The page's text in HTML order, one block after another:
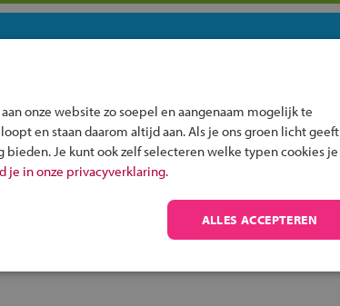
onze website zo soepel en aangenaam mogelijk te
en staan daarom altijd aan. Als je ons groen licht geeft
Je kunt ook zelf selecteren welke typen cookies je
je in onze privacyverklaring.
ALLES ACCEPTEREN